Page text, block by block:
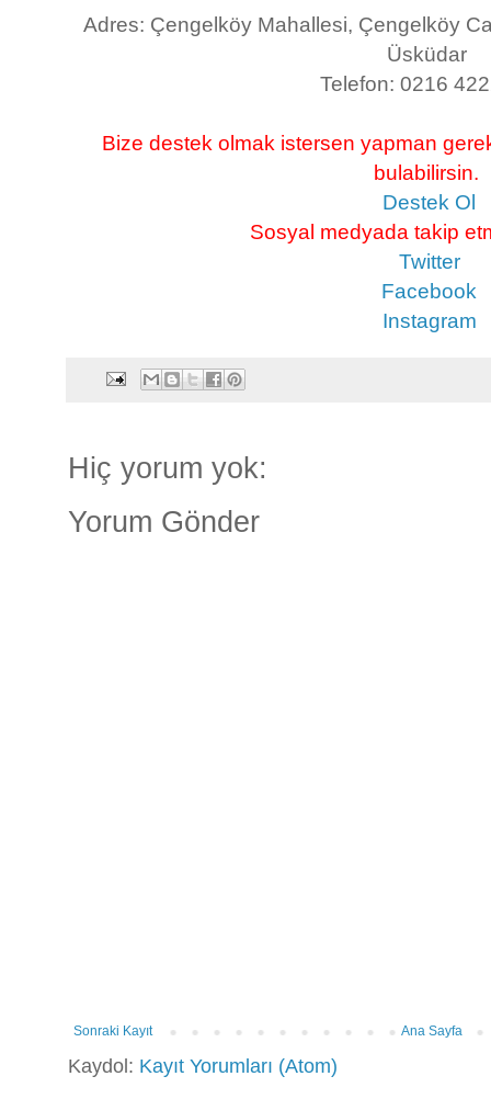
Adres: Çengelköy Mahallesi, Çengelköy
Üsküdar
Telefon: 0216
Bize destek olmak istersen yapman
bulabilirsin.
Destek Ol
Sosyal medyada takip
Twitter
Facebook
Instagram
Hiç yorum yok:
Yorum Gönder
Sonraki Kayıt Ana Sayfa
Kaydol: Kayıt Yorumları (Atom)